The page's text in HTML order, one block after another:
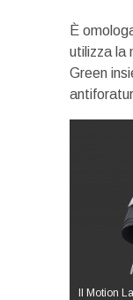
È
utilizza la
Green
Il Motion